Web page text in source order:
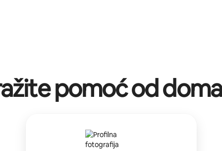
pomoć od